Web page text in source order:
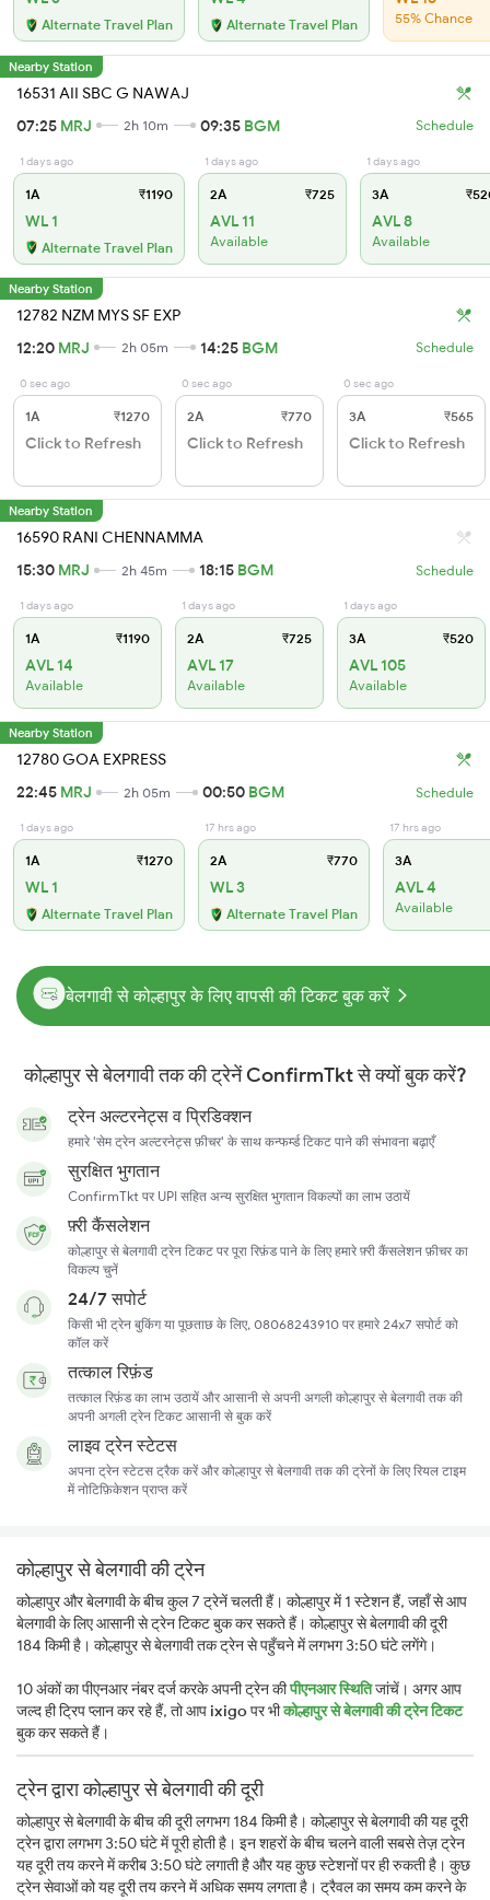
Alternate Travel Plan Alternate Travel Plan 55% Chance
Nearby Station
16531 AII SBC G NAWAJ
07:25 MRJ 2h 10m 09:35 BGM Schedule
1 days ago
1A ₹1190
WL 1
Alternate Travel Plan
1 days ago
2A ₹725
AVL 11
Available
1 days ago
3A
AVL 8
Available
Nearby Station
12782 NZM MYS SF EXP
12:20 MRJ 2h 05m 14:25 BGM Schedule
0 sec ago
1A ₹1270
Click to Refresh
0 sec ago
2A ₹770
Click to Refresh
0 sec ago
3A ₹565
Click to Refresh
Nearby Station
16590 RANI CHENNAMMA
15:30 MRJ 2h 45m 18:15 BGM Schedule
1 days ago
1A ₹1190
AVL 14
Available
1 days ago
2A ₹725
AVL 17
Available
1 days ago
3A ₹520
AVL 105
Available
Nearby Station
12780 GOA EXPRESS
22:45 MRJ 2h 05m 00:50 BGM Schedule
1 days ago
1A ₹1270
WL 1
Alternate Travel Plan
17 hrs ago
2A ₹770
WL 3
Alternate Travel Plan
17 hrs ago
3A
AVL 4
Available
बेलगावी से कोल्हापुर के लिए वापसी की टिकट बुक करें
कोल्हापुर से बेलगावी तक की ट्रेनें ConfirmTkt से क्यों बुक करें?
ट्रेन अल्टरनेट्स व प्रिडिक्शन
हमारे 'सेम ट्रेन अल्टरनेट्स फ़ीचर' के साथ कन्फर्म्ड टिकट पाने की संभावना बढ़ाएँ
सुरक्षित भुगतान
ConfirmTkt पर UPI सहित अन्य सुरक्षित भुगतान विकल्पों का लाभ उठायें
फ़्री कैंसलेशन
कोल्हापुर से बेलगावी ट्रेन टिकट पर पूरा रिफ़ंड पाने के लिए हमारे फ़्री कैंसलेशन फ़ीचर का
विकल्प चुनें
24/7 सपोर्ट
किसी भी ट्रेन बुकिंग या पूछताछ के लिए, 08068243910 पर हमारे 24x7 सपोर्ट को
कॉल करें
तत्काल रिफ़ंड
तत्काल रिफ़ंड का लाभ उठायें और आसानी से अपनी अगली कोल्हापुर से बेलगावी तक की
अपनी अगली ट्रेन टिकट आसानी से बुक करें
लाइव ट्रेन स्टेटस
अपना ट्रेन स्टेटस ट्रैक करें और कोल्हापुर से बेलगावी तक की ट्रेनों के लिए रियल टाइम
में नोटिफ़िकेशन प्राप्त करें
कोल्हापुर से बेलगावी की ट्रेन
कोल्हापुर और बेलगावी के बीच कुल 7 ट्रेनें चलती हैं। कोल्हापुर में 1 स्टेशन हैं, जहाँ से आप
बेलगावी के लिए आसानी से ट्रेन टिकट बुक कर सकते हैं। कोल्हापुर से बेलगावी की दूरी
184 किमी है। कोल्हापुर से बेलगावी तक ट्रेन से पहुँचने में लगभग 3:50 घंटे लगेंगे।
10 अंकों का पीएनआर नंबर दर्ज करके अपनी ट्रेन कीपीएनआर स्थितिजांचें। अगर आप
जल्द ही ट्रिप प्लान कर रहे हैं, तो आपixigoपर भीकोल्हापुर से बेलगावी की ट्रेन टिकट
बुक कर सकते हैं।
ट्रेन द्वारा कोल्हापुर से बेलगावी की दूरी
कोल्हापुर से बेलगावी के बीच की दूरी लगभग 184 किमी है। कोल्हापुर से बेलगावी की यह दूरी
ट्रेन द्वारा लगभग 3:50 घंटे में पूरी होती है। इन शहरों के बीच चलने वाली सबसे तेज़ ट्रेन
यह दूरी तय करने में करीब 3:50 घंटे लगाती है और यह कुछ स्टेशनों पर ही रुकती है। कुछ
ट्रेन सेवाओं को यह दूरी तय करने में अधिक समय लगता है। ट्रैवल का समय कम करने के